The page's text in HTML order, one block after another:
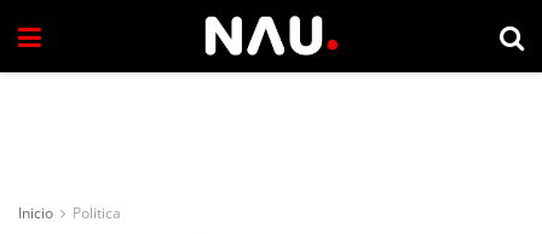
Inicio Politica